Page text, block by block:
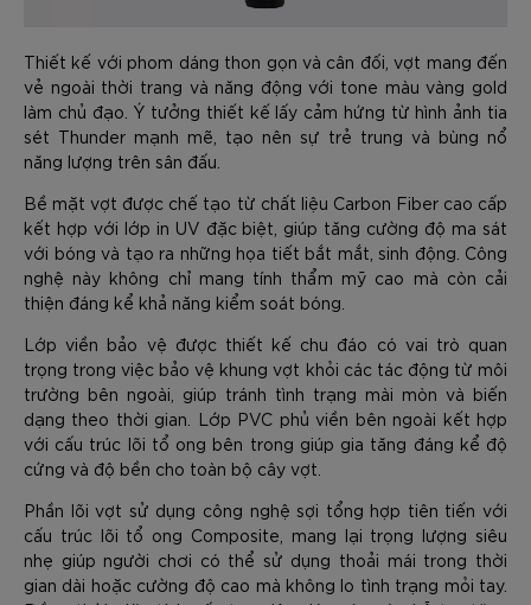
Thiết kế với phom dáng thon gọn và cân đối, vợt mang đến
vẻ ngoài thời trang và năng động với tone màu vàng gold
làm chủ đạo. Ý tưởng thiết kế lấy cảm hứng từ hình ảnh tia
sét Thunder mạnh mẽ, tạo nên sự trẻ trung và bùng nổ
năng lượng trên sân đấu.
Bề mặt vợt được chế tạo từ chất liệu Carbon Fiber cao cấp
kết hợp với lớp in UV đặc biệt, giúp tăng cường độ ma sát
với bóng và tạo ra những họa tiết bắt mắt, sinh động. Công
nghệ này không chỉ mang tính thẩm mỹ cao mà còn cải
thiện đáng kể khả năng kiểm soát bóng.
Lớp viền bảo vệ được thiết kế chu đáo có vai trò quan
trọng trong việc bảo vệ khung vợt khỏi các tác động từ môi
trường bên ngoài, giúp tránh tình trạng mài mòn và biến
dạng theo thời gian. Lớp PVC phủ viền bên ngoài kết hợp
với cấu trúc lõi tổ ong bên trong giúp gia tăng đáng kể độ
cứng và độ bền cho toàn bộ cây vợt.
Phần lõi vợt sử dụng công nghệ sợi tổng hợp tiên tiến với
cấu trúc lõi tổ ong Composite, mang lại trọng lượng siêu
nhẹ giúp người chơi có thể sử dụng thoải mái trong thời
gian dài hoặc cường độ cao mà không lo tình trạng mỏi tay.